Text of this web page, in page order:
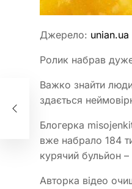
Джерело: unian.ua
Ролик набрав
Важко знайти
здається
Блогерка
вже набрало 184
курячий бульйон
Авторка відео